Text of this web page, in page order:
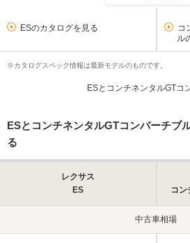
ESのカタログを見る
コ
ル
※カタログスペック情報は最新モデルのものです。
ESとコンチネンタルGTコ
ESとコンチネンタルGTコンバーチブ
る
レクサス
ES
コン
中古車相場